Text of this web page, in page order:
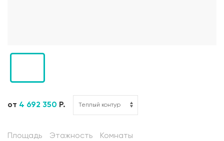
от 4 692 350 Р.
Площадь Этажность Комнаты